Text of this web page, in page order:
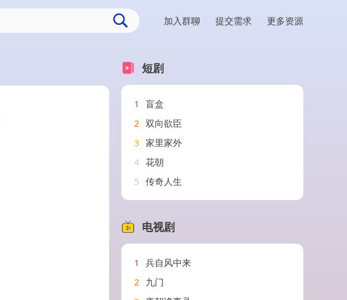
加入群聊 提交需求 更多资源
短剧
1
盲盒
2 双向欲臣
3 家里家外
4 花朝
5 传奇人生
电视剧
1
兵自风中来
2 九门